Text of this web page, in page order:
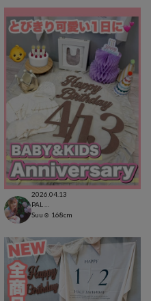
2026.04.13
Suu☺︎ 168cm